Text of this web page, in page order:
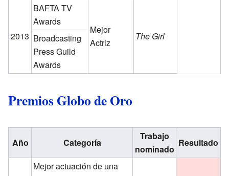
2013
BAFTA TV
Awards
Mejor
Actriz
The Girl
Broadcasting
Press Guild
Awards
Premios Globo de Oro
Año Categoría
Trabajo
nominado
Resultado
Mejor actuación de una